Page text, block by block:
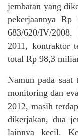
jembatan yang
pekerjaannya
683/620/IV/
2011, kontraktor
total Rp 98,3
Namun pada
monitoring dan
2012, masih
dikerjakan, dua
lainnya kecil.